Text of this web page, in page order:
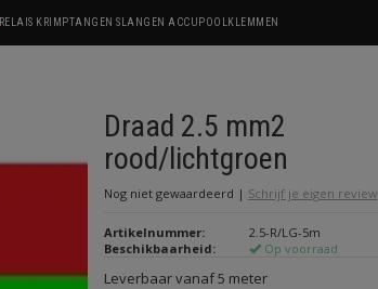
RELAIS KRIMPTANGEN SLANGEN ACCUPOOLKLEMMEN
Draad 2.5 mm2
rood/lichtgroen
Nog niet gewaardeerd | Schrijf je eigen review
Artikelnummer:
2.5-R/LG-5m
Beschikbaarheid:
Op voorraad
Leverbaar vanaf 5 meter